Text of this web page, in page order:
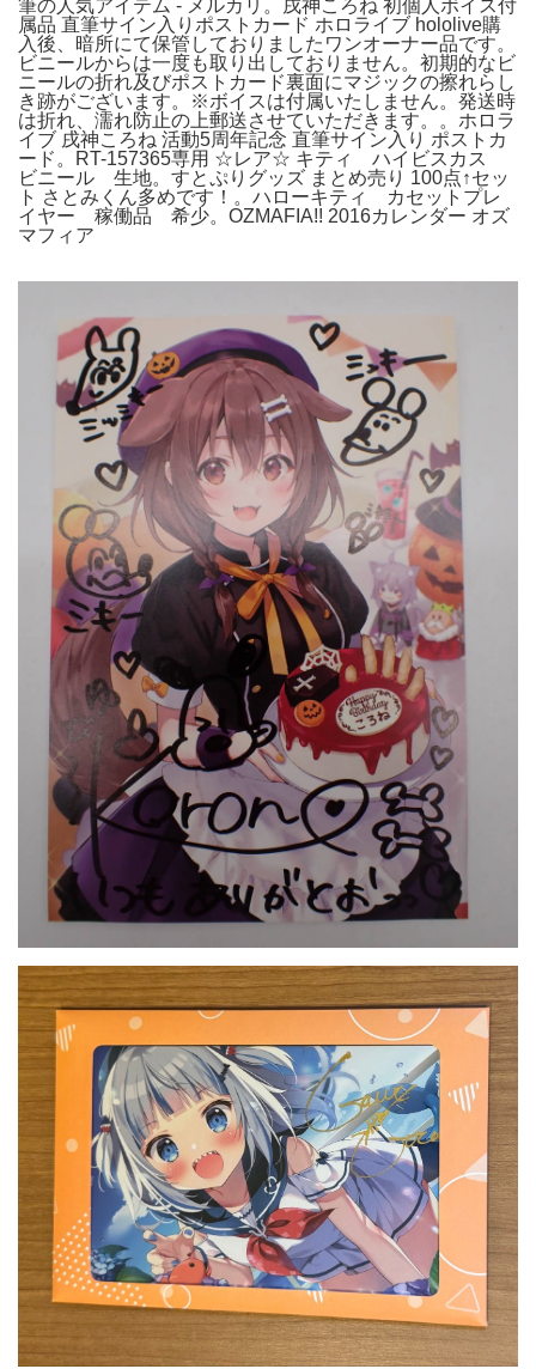
筆の人気アイテム - メルカリ。戌神ころね 初個人ボイス付
属品 直筆サイン入りポストカード ホロライブ hololive購
入後、暗所にて保管しておりましたワンオーナー品です。
ビニールからは一度も取り出しておりません。初期的なビ
ニールの折れ及びポストカード裏面にマジックの擦れらし
き跡がございます。※ボイスは付属いたしません。発送時
は折れ、濡れ防止の上郵送させていただきます。。ホロラ
イブ 戌神ころね 活動5周年記念 直筆サイン入り ポストカ
ード。RT-157365専用 ☆レア☆ キティ ハイビスカス
ビニール 生地。すとぷりグッズ まとめ売り 100点↑セッ
ト さとみくん多めです！。ハローキティ カセットプレ
イヤー 稼働品 希少。OZMAFIA!! 2016カレンダー オズ
マフィア